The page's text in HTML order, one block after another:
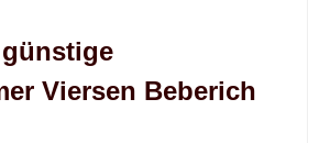
Viersen Beberich